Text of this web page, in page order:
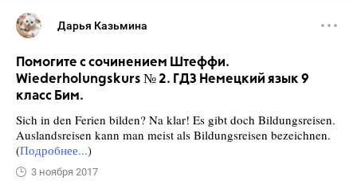
Дарья Казьмина
Помогите с сочинением Штеффи.
Wiederholungskurs № 2. ГДЗ Немецкий язык 9
класс Бим.
Sich in den Ferien bilden? Na klar! Es gibt doch Bildungsreisen.
Auslandsreisen kann man meist als Bildungsreisen bezeichnen.
(Подробнее...)
3 ноября 2017